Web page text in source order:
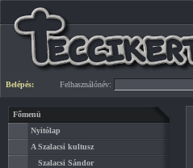
Belépés: Felhasználónév:
Főmenü
Nyitólap
A Szalacsi kultusz
Szalacsi Sándor